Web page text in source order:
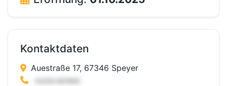
Kontaktdaten
Auestraße 17, 67346 Speyer